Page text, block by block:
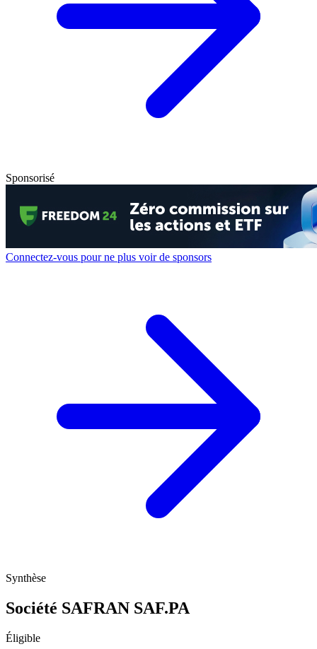
Sponsorisé
Connectez-vous pour ne plus voir de sponsors
Synthèse
Société SAFRAN SAF.PA
Éligible